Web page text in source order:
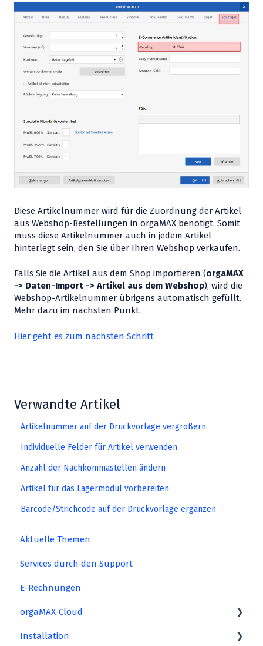
Diese Artikelnummer wird für die Zuordnung der Artikel
aus Webshop-Bestellungen in orgaMAX benötigt. Somit
muss diese Artikelnummer auch in jedem Artikel
hinterlegt sein, den Sie über Ihren Webshop verkaufen.
Falls Sie die Artikel aus dem Shop importieren (orgaMAX
-> Daten-Import -> Artikel aus dem Webshop), wird die
Webshop-Artikelnummer übrigens automatisch gefüllt.
Mehr dazu im nächsten Punkt.
Hier geht es zum nächsten Schritt
Verwandte Artikel
Artikelnummer auf der Druckvorlage vergrößern
Individuelle Felder für Artikel verwenden
Anzahl der Nachkommastellen ändern
Artikel für das Lagermodul vorbereiten
Barcode/Strichcode auf der Druckvorlage ergänzen
Aktuelle Themen
Services durch den Support
E-Rechnungen
orgaMAX-Cloud
Starten in die Cloud
Installation